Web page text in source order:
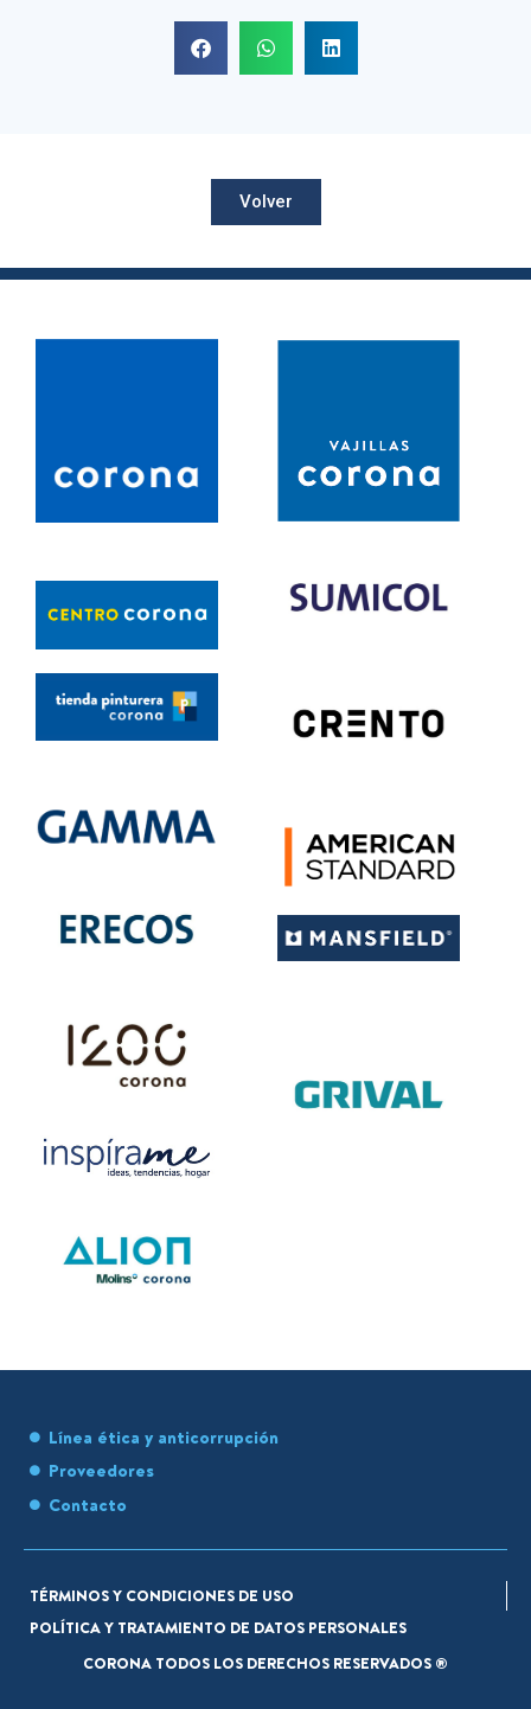
Volver
Línea ética y anticorrupción
Proveedores
Contacto
TÉRMINOS Y CONDICIONES DE USO
POLÍTICA Y TRATAMIENTO DE DATOS PERSONALES
CORONA TODOS LOS DERECHOS RESERVADOS ®